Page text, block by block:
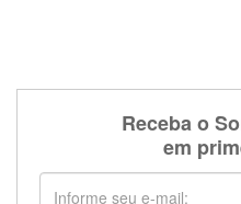
Receba o
em